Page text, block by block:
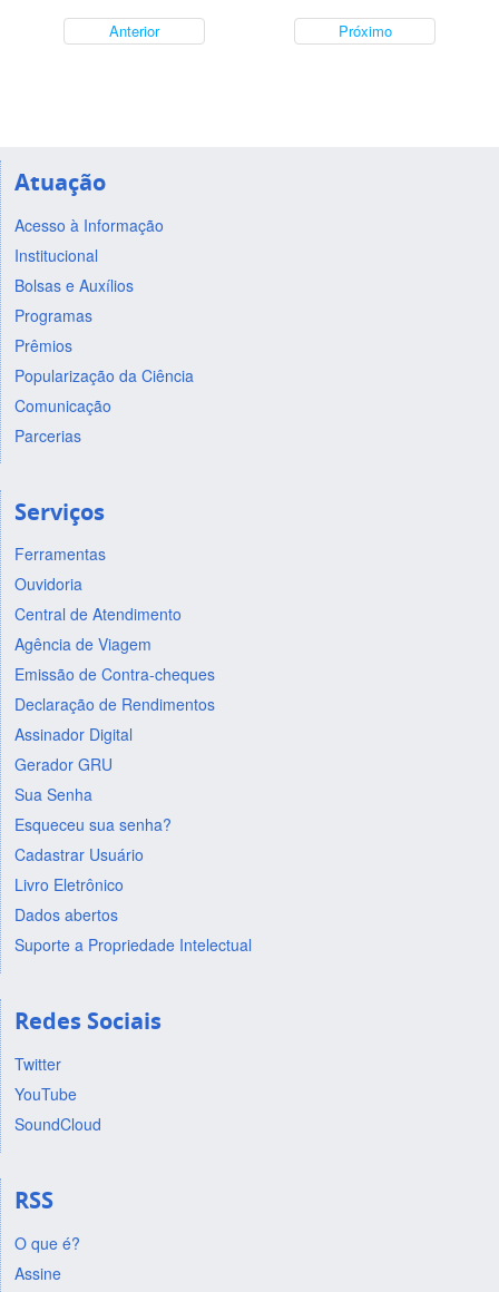
Anterior Próximo
Atuação
Acesso à Informação
Institucional
Bolsas e Auxílios
Programas
Prêmios
Popularização da Ciência
Comunicação
Parcerias
Serviços
Ferramentas
Ouvidoria
Central de Atendimento
Agência de Viagem
Emissão de Contra-cheques
Declaração de Rendimentos
Assinador Digital
Gerador GRU
Sua Senha
Esqueceu sua senha?
Cadastrar Usuário
Livro Eletrônico
Dados abertos
Suporte a Propriedade Intelectual
Redes Sociais
Twitter
YouTube
SoundCloud
RSS
O que é?
Assine